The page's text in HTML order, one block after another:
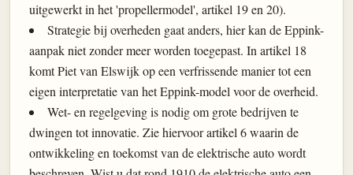
uitgewerkt in het 'propellermodel', artikel 19 en 20).
Strategie bij overheden gaat anders, hier kan de Eppink-
aanpak niet zonder meer worden toegepast. In artikel 18
komt Piet van Elswijk op een verfrissende manier tot een
eigen interpretatie van het Eppink-model voor de overheid.
Wet- en regelgeving is nodig om grote bedrijven te
dwingen tot innovatie. Zie hiervoor artikel 6 waarin de
ontwikkeling en toekomst van de elektrische auto wordt